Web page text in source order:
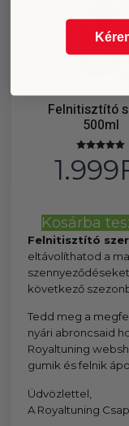
Felnitisztító
500ml
5.00
/ 5
1.999
Kosárba
Felnitisztító
eltávolíthatod a
következő
Tedd meg a
nyári abroncsaid
Royaltuning
gumik és felnik
Üdvözlettel,
A Royaltuning